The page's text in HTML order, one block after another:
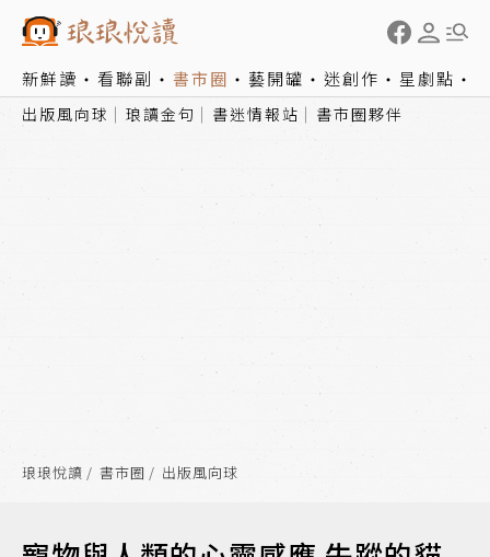
新鮮讀 看聯副 書市圈 藝開罐 迷創作 星劇點
出版風向球 琅讀金句 書迷情報站 書市圈夥伴
琅琅悅讀 書市圈 出版風向球